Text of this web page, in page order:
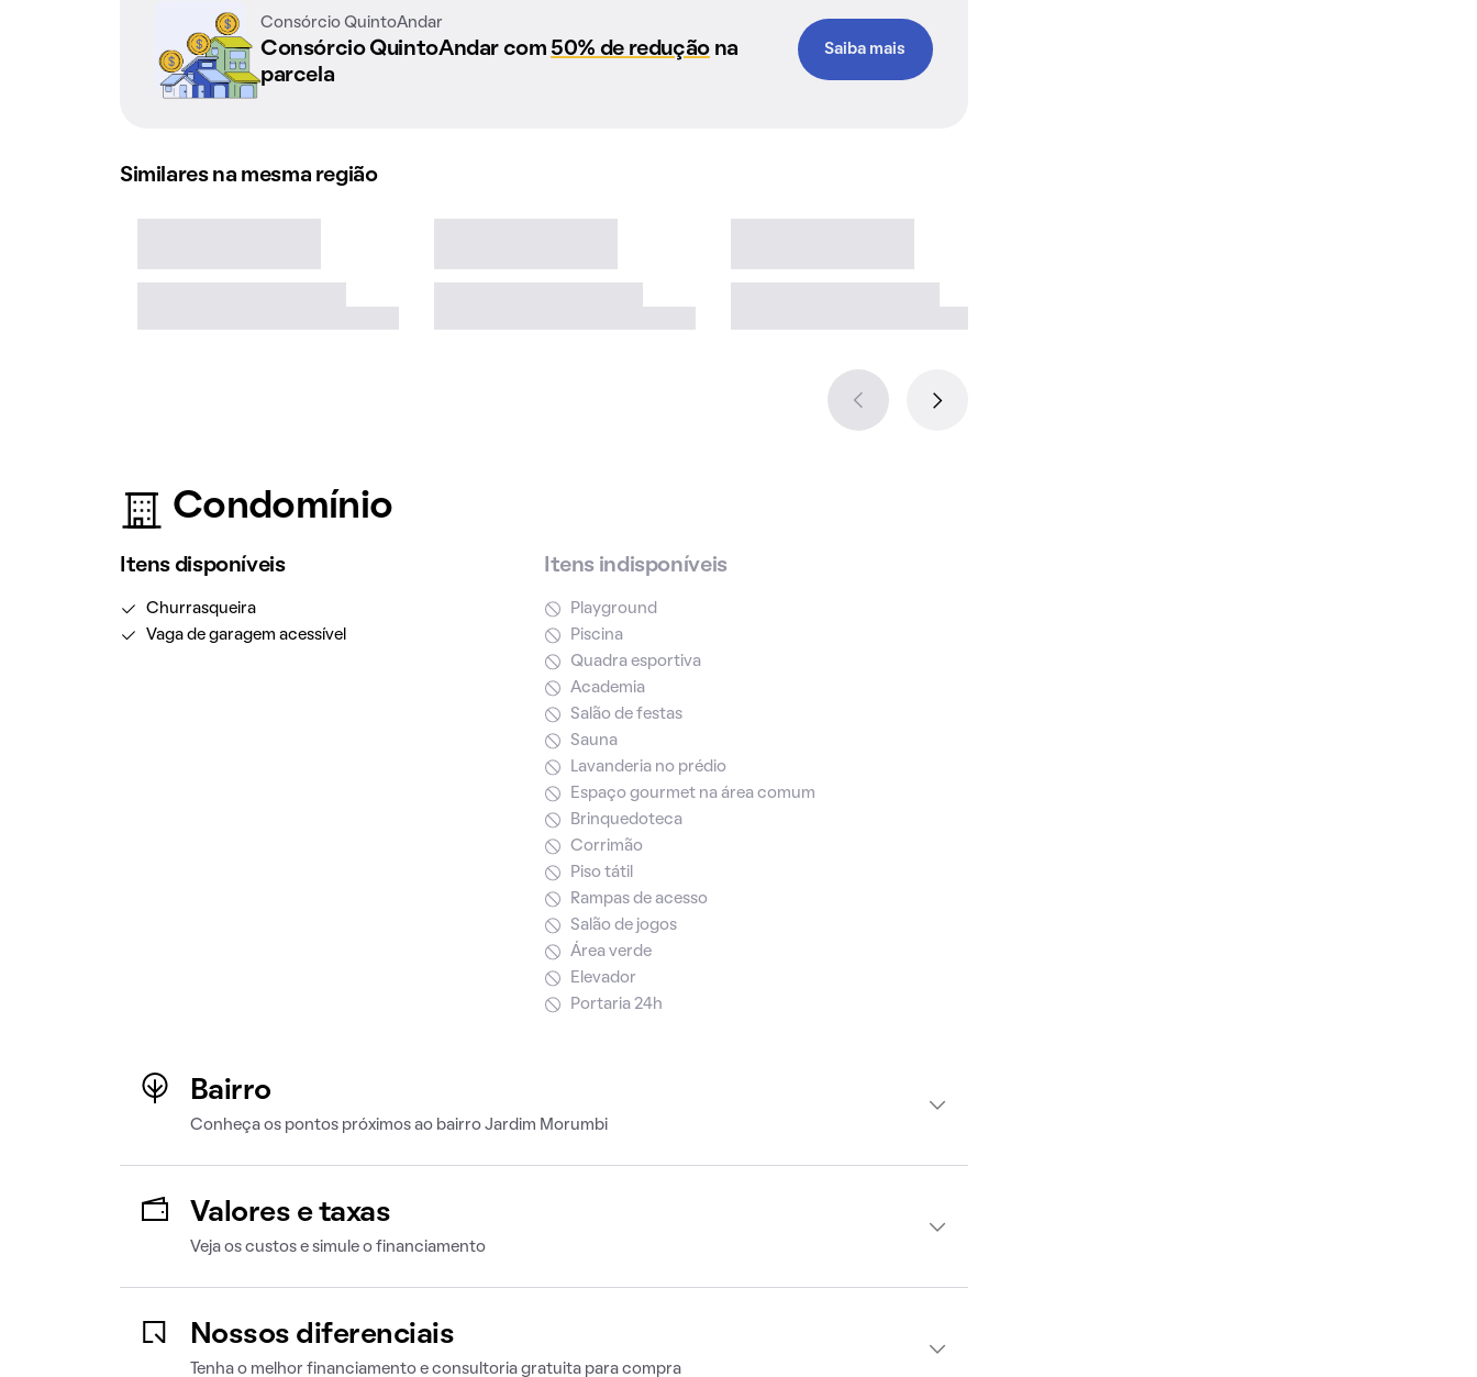
Consórcio QuintoAndar
Consórcio QuintoAndar com 50% de reduçãona
parcela
Saiba mais
Similares na mesma região
Condomínio
Itens disponíveis
Churrasqueira
Vaga de garagem acessível
Itens indisponíveis
Playground
Piscina
Quadra esportiva
Academia
Salão de festas
Sauna
Lavanderia no prédio
Espaço gourmet na área comum
Brinquedoteca
Corrimão
Piso tátil
Rampas de acesso
Salão de jogos
Área verde
Elevador
Portaria 24h
Bairro
Conheça os pontos próximos ao bairro Jardim Morumbi
Valores e taxas
Veja os custos e simule o financiamento
Nossos diferenciais
Tenha o melhor financiamento e consultoria gratuita para compra